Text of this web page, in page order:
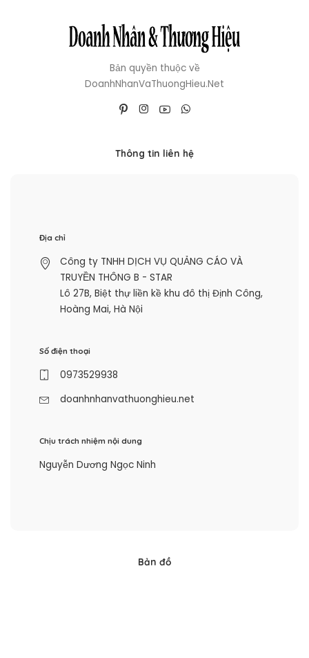
Bản quyền thuộc về
DoanhNhanVaThuongHieu.Net
Thông tin liên hệ
Địa chỉ
Công ty TNHH DỊCH VỤ QUẢNG CÁO VÀ
TRUYỀN THÔNG B - STAR
Lô 27B, Biệt thự liền kề khu đô thị Định Công,
Hoàng Mai, Hà Nội
Số điện thoại
0973529938
doanhnhanvathuonghieu.net
Chịu trách nhiệm nội dung
Nguyễn Dương Ngọc Ninh
Bản đồ